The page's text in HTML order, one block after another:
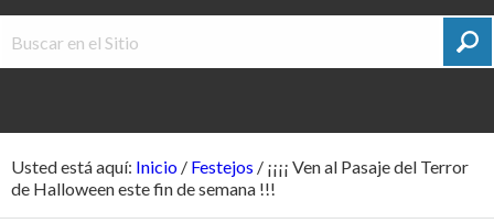
Usted está aquí: Inicio / Festejos / ¡¡¡¡ Ven al Pasaje del Terror
de Halloween este fin de semana !!!